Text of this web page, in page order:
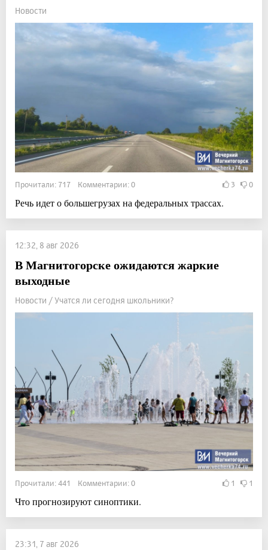
Новости
Прочитали: 717 Комментарии: 0 3 0
Речь идет о большегрузах на федеральных трассах.
12:32, 8 авг 2026
В Магнитогорске ожидаются жаркие
выходные
Новости / Учатся ли сегодня школьники?
Прочитали: 441 Комментарии: 0 1 1
Что прогнозируют синоптики.
23:31, 7 авг 2026